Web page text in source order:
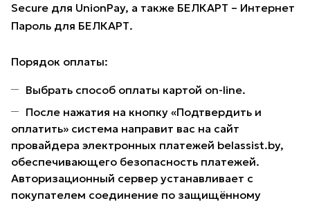
Secure для UnionPay, а также БЕЛКАРТ – Интернет
Пароль для БЕЛКАРТ.
Порядок оплаты:
Выбрать способ оплаты картой on-line.
После нажатия на кнопку «Подтвердить и
оплатить» система направит вас на сайт
провайдера электронных платежей belassist.by,
обеспечивающего безопасность платежей.
Авторизационный сервер устанавливает с
покупателем соединение по защищённому